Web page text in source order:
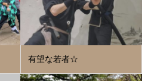
有望な若者☆